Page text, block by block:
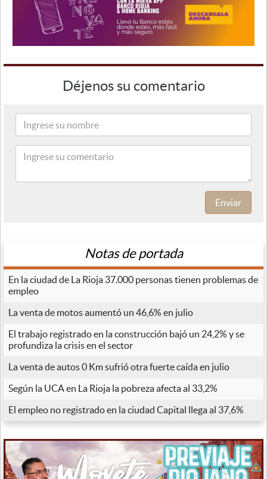
Déjenos su comentario
Enviar
Notas de portada
En la ciudad de La Rioja 37.000 personas tienen problemas de
empleo
La venta de motos aumentó un 46,6% en julio
El trabajo registrado en la construcción bajó un 24,2% y se
profundiza la crisis en el sector
La venta de autos 0 Km sufrió otra fuerte caída en julio
Según la UCA en La Rioja la pobreza afecta al 33,2%
El empleo no registrado en la ciudad Capital llega al 37,6%